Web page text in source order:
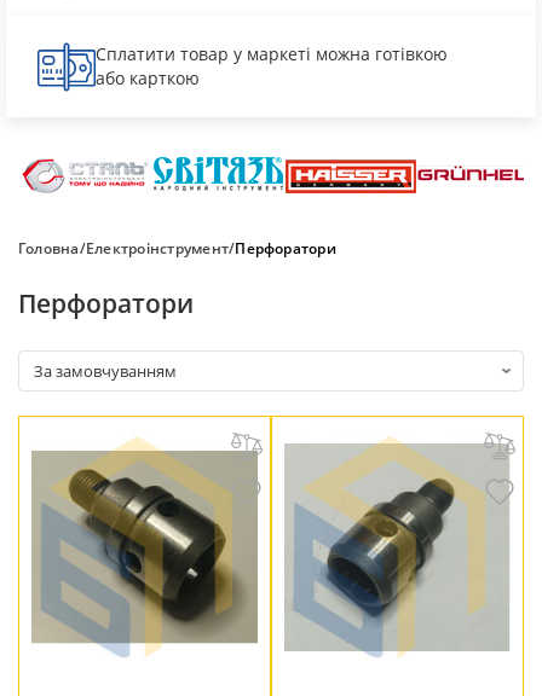
Сплатити товар у маркеті можна готівкою
або карткою
Головна Електроінструмент Перфоратори
Перфоратори